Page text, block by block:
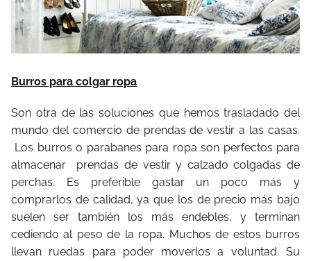
Burros para colgar ropa
Son otra de las soluciones que hemos trasladado del
mundo del comercio de prendas de vestir a las casas.
Los burros o parabanes para ropa son perfectos para
almacenar prendas de vestir y calzado colgadas de
perchas. Es preferible gastar un poco más y
comprarlos de calidad, ya que los de precio más bajo
suelen ser también los más endebles, y terminan
cediendo al peso de la ropa. Muchos de estos burros
llevan ruedas para poder moverlos a voluntad. Su